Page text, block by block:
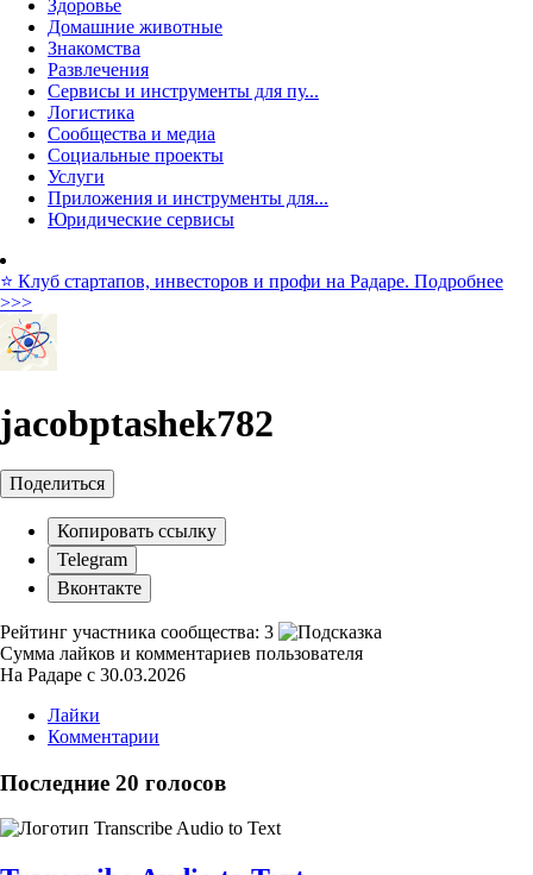
Здоровье
Домашние животные
Знакомства
Развлечения
Сервисы и инструменты для пу...
Логистика
Сообщества и медиа
Социальные проекты
Услуги
Приложения и инструменты для...
Юридические сервисы
⭐️ Клуб стартапов, инвесторов и профи на Радаре. Подробнее
>>>
jacobptashek782
Поделиться
Копировать ссылку
Telegram
Вконтакте
Рейтинг участника сообщества: 3
Сумма лайков и комментариев пользователя
На Радаре с 30.03.2026
Лайки
Комментарии
Последние 20 голосов